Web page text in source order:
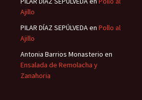
Ajillo
PILAR DÍAZ SEPÚLVEDAen Pollo al
Ajillo
Antonia Barrios Monasterio en
Ensalada de Remolacha y
Zanahoria